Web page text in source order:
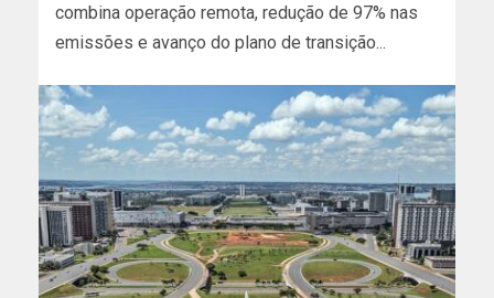
combina operação remota, redução de 97% nas
emissões e avanço do plano de transição...